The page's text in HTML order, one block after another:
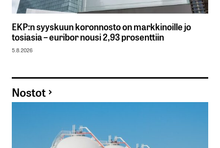
EKP:n syyskuun koronnosto on markkinoille jo
tosiasia – euribor nousi 2,93 prosenttiin
5.8.2026
Nostot